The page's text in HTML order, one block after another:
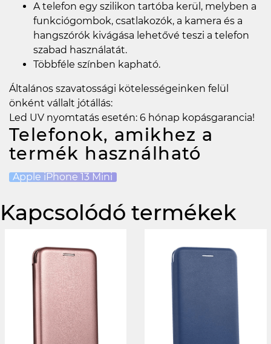
A telefon egy szilikon tartóba kerül, melyben a
funkciógombok, csatlakozók, a kamera és a
hangszórók kivágása lehetővé teszi a telefon
szabad használatát.
Többféle színben kapható.
Általános szavatossági kötelességeinken felül
önként vállalt jótállás:
Led UV nyomtatás esetén: 6 hónap kopásgarancia!
Telefonok, amikhez a
termék használható
Apple iPhone 13 Mini
Kapcsolódó termékek